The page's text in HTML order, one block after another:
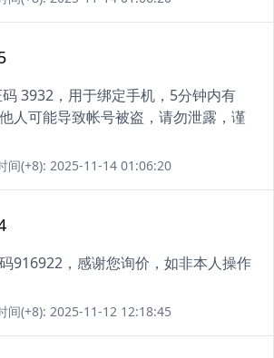
码 3932，用于绑定手机，5分钟内有
人可能导致帐号被盗，请勿泄露，谨
间(+8): 2025-11-14 01:06:20
916922，感谢您询价，如非本人操作
间(+8): 2025-11-12 12:18:45